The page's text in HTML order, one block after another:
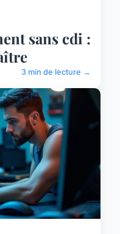
sans cdi :
3 min de lecture →